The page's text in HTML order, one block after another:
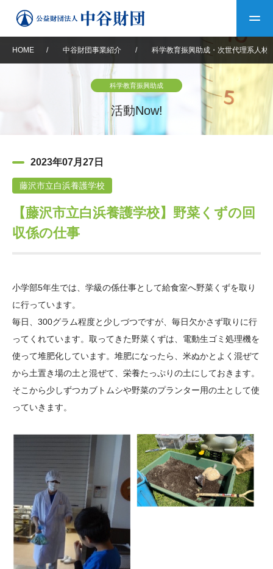
中谷財団について
設立趣意書
沿革 40年史デジタルブック
役員・評議員 公開情報
年報一覧 中谷財団レポート
中谷財団事業紹介
神戸賞 長期大型研究助成
大学院生奨学金
国際学生交流プログラ
科学教育振興助成・
次世代理系人材育成プ
ログラム助成
中谷財団動画紹介
その他情報
アクセス
サイトマップ 中谷財団アーカイブ
日本語
HOME / 中谷財団事業紹介 / 科学教育振興助成・次世代理系人材
科学教育振興助成
活動Now!
2023年07月27日
藤沢市立白浜養護学校
【藤沢市立白浜養護学校】野菜くずの回
収係の仕事
小学部5年生では、学級の係仕事として給食室へ野菜くずを取り
に行っています。
毎日、 300グラム程度と少しづつですが、毎日欠かさず取りに行
ってくれています。取ってきた野菜くずは、電動生ゴミ処理機を
使って堆肥化しています。堆肥になったら、米ぬかとよく混ぜて
から土置き場の土と混ぜて、栄養たっぷりの土にしておきます。
そこから少しずつカブトムシや野菜のプランター用の土として使
っていきます。